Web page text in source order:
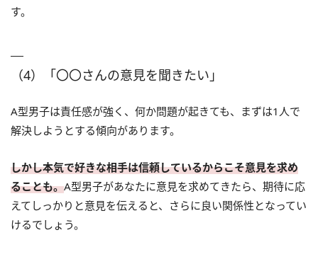
す。
（4）「〇〇さんの意見を聞きたい」
A型男子は責任感が強く、何か問題が起きても、まずは1人で
解決しようとする傾向があります。
しかし本気で好きな相手は信頼しているからこそ意見を求め
ることも。A型男子があなたに意見を求めてきたら、期待に応
えてしっかりと意見を伝えると、さらに良い関係性となってい
けるでしょう。